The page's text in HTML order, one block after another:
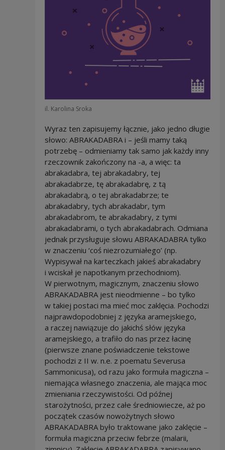
il. Karolina Sroka
Wyraz ten zapisujemy łącznie, jako jedno długie
słowo: ABRAKADABRA i – jeśli mamy taką
potrzebę – odmieniamy tak samo jak każdy inny
rzeczownik zakończony na -a, a więc: ta
abrakadabra, tej abrakadabry, tej
abrakadabrze, tę abrakadabrę, z tą
abrakadabrą, o tej abrakadabrze; te
abrakadabry, tych abrakadabr, tym
abrakadabrom, te abrakadabry, z tymi
abrakadabrami, o tych abrakadabrach. Odmiana
jednak przysługuje słowu ABRAKADABRA tylko
w znaczeniu ‘coś niezrozumiałego’ (np.
Wypisywał na karteczkach jakieś abrakadabry
i wciskał je napotkanym przechodniom).
W pierwotnym, magicznym, znaczeniu słowo
ABRAKADABRA jest nieodmienne – bo tylko
w takiej postaci ma mieć moc zaklęcia. Pochodzi
najprawdopodobniej z języka aramejskiego,
a raczej nawiązuje do jakichś słów języka
aramejskiego, a trafiło do nas przez łacinę
(pierwsze znane poświadczenie tekstowe
pochodzi z II w. n.e. z poematu Severusa
Sammonicusa), od razu jako formuła magiczna –
niemająca własnego znaczenia, ale mająca moc
zmieniania rzeczywistości. Od późnej
starożytności, przez całe średniowiecze, aż po
początek czasów nowożytnych słowo
ABRAKADABRA było traktowane jako zaklęcie –
formuła magiczna przeciw febrze (malarii,